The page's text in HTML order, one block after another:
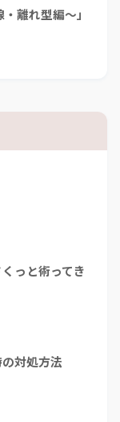
離れ型編～」
っと術ってき
対処方法